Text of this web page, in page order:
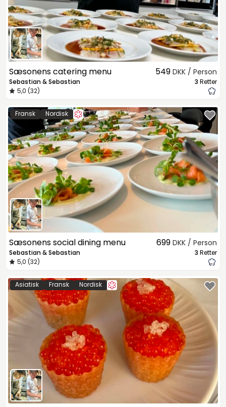
Sæsonens catering menu
Sebastian & Sebastian
5,0 (32)
549 DKK / Person
3 Retter
Fransk Nordisk
Sæsonens social dining menu
Sebastian & Sebastian
5,0 (32)
699 DKK / Person
3 Retter
Asiatisk Fransk Nordisk